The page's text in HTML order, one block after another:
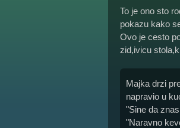
To je ono sto
pokazu kako
Ovo je cesto
zid,ivicu
Majka drzi
napravio u
"Sine da
"Naravno